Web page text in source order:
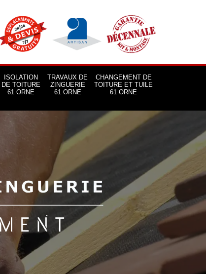
ISOLATION
DE TOITURE
61 ORNE
TRAVAUX DE
ZINGUERIE
61 ORNE
CHANGEMENT DE
TOITURE ET TUILE
61 ORNE